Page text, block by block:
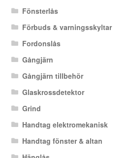
Fönsterlås
Förbuds & varningsskyltar
Fordonslås
Gångjärn
Gångjärn tillbehör
Glaskrossdetektor
Grind
Handtag elektromekanisk
Handtag fönster & altan